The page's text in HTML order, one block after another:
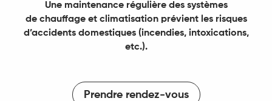
Une maintenance régulière des systèmes
de chauffage et climatisation prévient les risques
d’accidents domestiques (incendies, intoxications,
etc.).
Prendre rendez-vous